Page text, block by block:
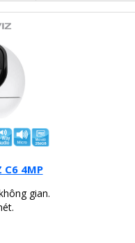
C6 4MP
gian.